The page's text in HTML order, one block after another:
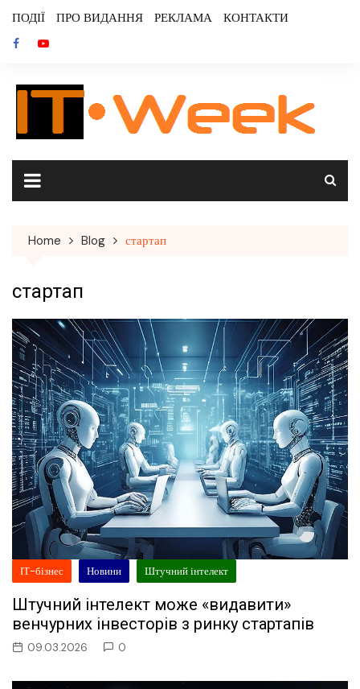
content
ПОДІЇ ПРО ВИДАННЯ РЕКЛАМА КОНТАКТИ
Home Blog стартап
стартап
ІТ-бізнес Новини Штучний інтелект
Штучний інтелект може «видавити»
венчурних інвесторів з ринку стартапів
09.03.2026 0